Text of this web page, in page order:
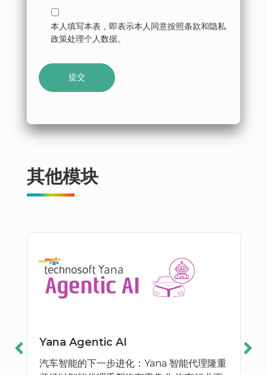
本人填写本表，即表示本人同意按照条款和隐私
政策处理个人数据。
其他模块
Yana Agentic AI
汽车智能的下一步进化：Yana 智能代理隆重